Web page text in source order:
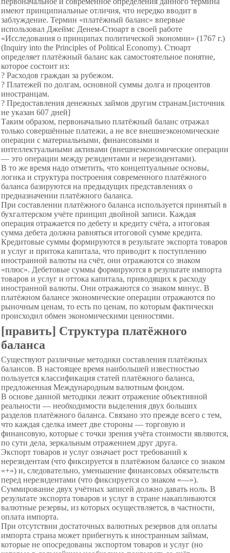
имеют принципиальные отличия, что нередко вводит в
заблуждение. Термин «платёжный баланс» впервые
использовал Джеймс Денем-Стюарт в своей работе
«Исследования о принципах политической экономии» (1767 г.)
(Inquiry into the Principles of Political Economy). Стюарт
определяет платёжный баланс как самостоятельное понятие,
которое состоит из:
? Расходов граждан за рубежом.
? Платежей по долгам, основной суммы долга и процентов
иностранцам.
? Предоставления денежных займов другим странам.[источник
не указан 607 дней]
Таким образом, первоначально платёжный баланс отражал
только совершённые платежи, а не все внешнеэкономические
операции с материальными, финансовыми и
интеллектуальными активами (внешнеэкономические операции
— это операции между резидентами и нерезидентами).
В то же время надо отметить, что концептуальные основы,
логика и структура построения современного платёжного
баланса базируются на предыдущих представлениях о
предназначении платёжного баланса.
При составлении платёжного баланса используется принятый в
бухгалтерском учёте принцип двойной записи. Каждая
операция отражается по дебету и кредиту счёта, а итоговая
сумма дебета должна равняться итоговой сумме кредита.
Кредитовые суммы формируются в результате экспорта товаров
и услуг и притока капитала, что приводит к поступлению
иностранной валюты на счёт, они отражаются со знаком
«плюс». Дебетовые суммы формируются в результате импорта
товаров и услуг и оттока капитала, приводящих к расходу
иностранной валюты. Они отражаются со знаком минус. В
платёжном балансе экономические операции отражаются по
рыночным ценам, то есть по ценам, по которым фактически
происходил обмен экономическими ценностями.
[править] Структура платёжного
баланса
Существуют различные методики составления платёжных
балансов. В настоящее время наибольшей известностью
пользуется классификация статей платёжного баланса,
предложенная Международным валютным фондом.
В основе данной методики лежит отражение объективной
реальности — необходимости выделения двух больших
разделов платёжного баланса. Связано это прежде всего с тем,
что каждая сделка имеет две стороны — торговую и
финансовую, которые с точки зрения учёта стоимости являются,
по сути дела, зеркальным отражением друг друга.
Экспорт товаров и услуг означает рост требований к
нерезидентам (что фиксируется в платёжном балансе со знаком
«+») и, следовательно, уменьшение финансовых обязательств
перед нерезидентами (что фиксируется со знаком «—»).
Суммирование двух учётных записей должно давать ноль. В
результате экспорта товаров и услуг в стране накапливаются
валютные резервы, из которых осуществляется, в частности,
оплата импорта.
При отсутствии достаточных валютных резервов для оплаты
импорта страна может прибегнуть к иностранным займам,
которые не опосредованы экспортом товаров и услуг (но